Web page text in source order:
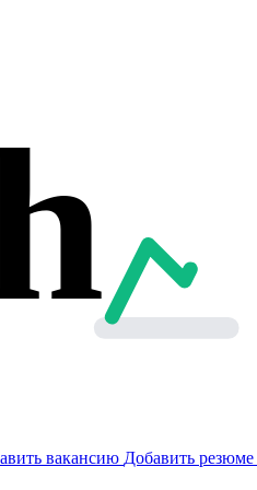
вакансию Добавить резюме